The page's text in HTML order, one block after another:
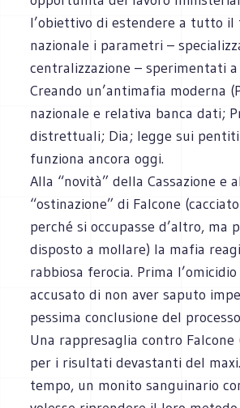
l’obiettivo di estendere a tutto
nazionale i parametri –
centralizzazione – sperimentati a
Creando un’antimafia moderna
nazionale e relativa banca dati;
distrettuali; Dia; legge sui
funziona ancora oggi.
Alla “novità” della Cassazione e
“ostinazione” di Falcone
perché si occupasse d’altro, ma
disposto a mollare) la mafia
rabbiosa ferocia. Prima
accusato di non aver saputo
pessima conclusione del
Una rappresaglia contro Falcone
per i risultati devastanti del
tempo, un monito sanguinario